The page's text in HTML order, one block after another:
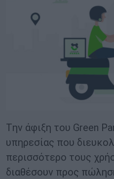
Tην άφιξη του Green
υπηρεσίας που
περισσότερο τους
διαθέσουν προς